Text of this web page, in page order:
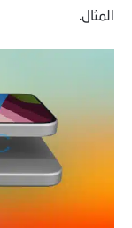
المثال.